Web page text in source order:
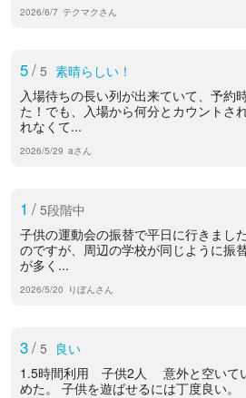
2026/6/7 テクマクさん
5/ 5 素晴らしい！
入場待ちの長い列が出来ていて、予約
た！でも、入場から何分とカウントさ
れなくて...
2026/5/29 aさん
1 / 5段階中
子供の運動会の振替で平日に行きまし
のですが、周辺の学校が同じように振
が多く...
2026/5/20 りぼんさん
3/ 5 良い
1.5時間利用 子供2人 意外と空いて
めた。 子供を遊ばせるには丁度良い。